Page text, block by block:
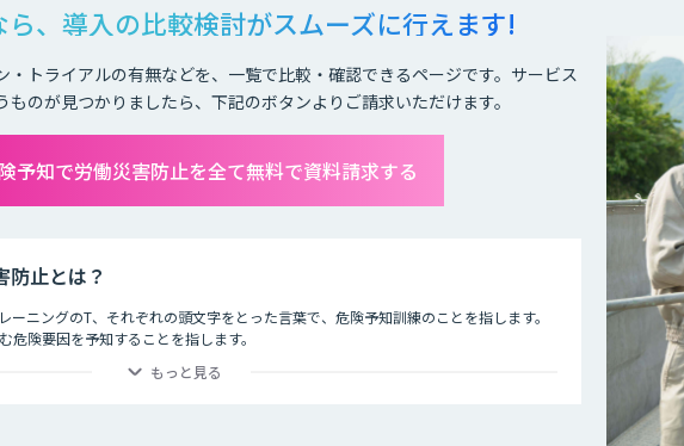
、導入の比較検討がスムーズに行えます!
・トライアルの有無などを、一覧で比較・確認できるページです。サービス
のが見つかりましたら、下記のボタンよりご請求いただけます。
予知で労働災害防止を全て無料で資料請求する
防止とは？
ーニングのT、それぞれの頭文字をとった言葉で、危険予知訓練のことを指します。
険要因を予知することを指します。
もっと見る